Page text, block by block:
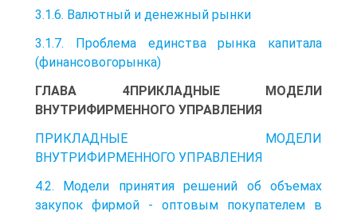
3.1.6. Валютный и денежный рынки
3.1.7. Проблема единства рынка капитала
(финансовогорынка)
ГЛАВА 4ПРИКЛАДНЫЕ МОДЕЛИ
ВНУТРИФИРМЕННОГО УПРАВЛЕНИЯ
ПРИКЛАДНЫЕ МОДЕЛИ
ВНУТРИФИРМЕННОГО УПРАВЛЕНИЯ
4.2. Модели принятия решений об объемах
закупок фирмой - оптовым покупателем в